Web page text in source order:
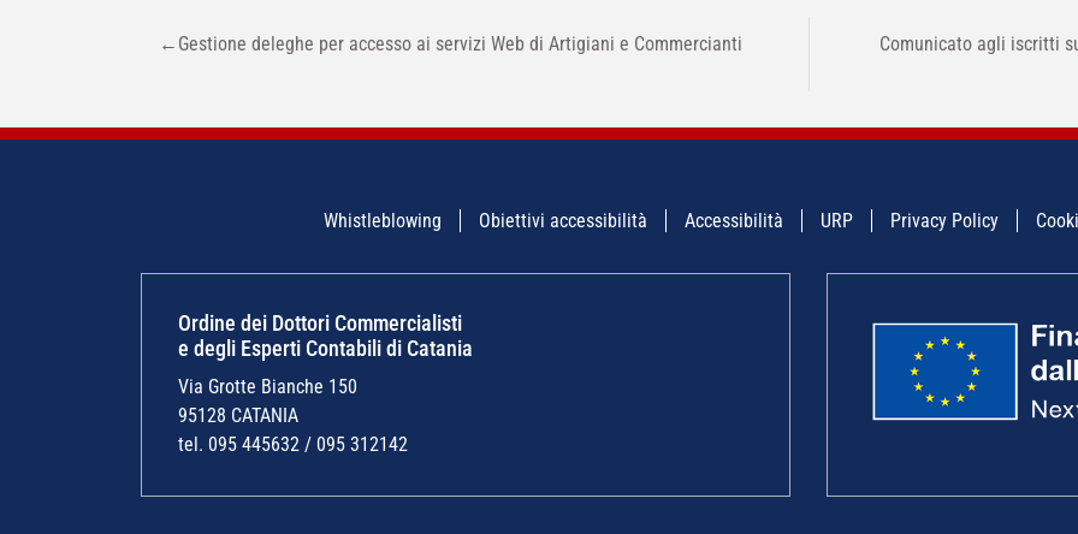
← Gestione deleghe per accesso ai servizi Web di Artigiani e Commercianti Comunicato agli iscritti
Whistleblowing Obiettivi accessibilità Accessibilità URP Privacy Policy
Ordine dei Dottori Commercialisti
e degli Esperti Contabili di Catania
Via Grotte Bianche 150
95128 CATANIA
tel. 095 445632 / 095 312142